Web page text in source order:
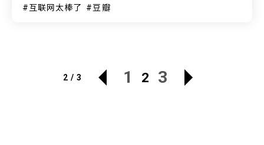
互联网太棒了 豆瓣
2 / 3 1 2 3